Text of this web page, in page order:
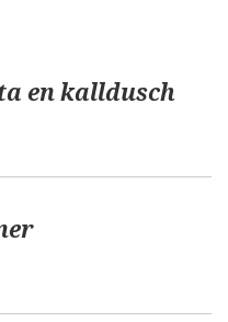
en kalldusch